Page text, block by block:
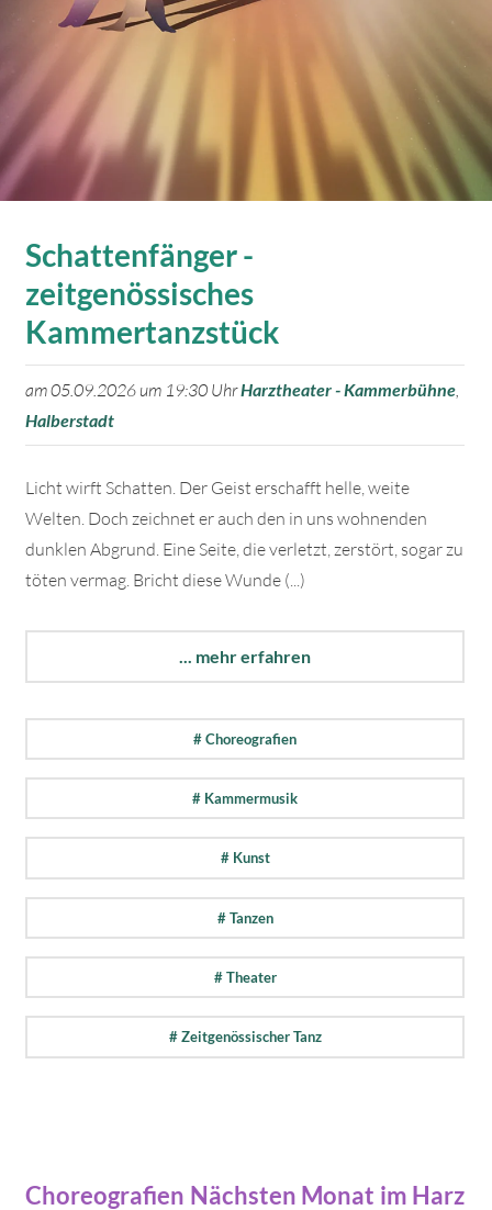
Schattenfänger -
zeitgenössisches
Kammertanzstück
am 05.09.2026 um 19:30 UhrHarztheater - Kammerbühne
Halberstadt
Licht wirft Schatten. Der Geist erschafft helle, weite
Welten. Doch zeichnet er auch den in uns wohnenden
dunklen Abgrund. Eine Seite, die verletzt, zerstört, sogar zu
töten vermag. Bricht diese Wunde (...)
... mehr erfahren
# Choreografien
# Kammermusik
# Kunst
# Tanzen
# Theater
# Zeitgenössischer Tanz
Choreografien Nächsten Monat im Harz